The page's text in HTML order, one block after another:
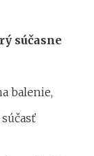
súčasne
balenie,